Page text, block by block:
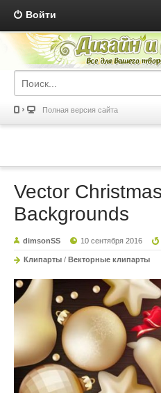
Войти
Полная версия сайта
Vector
Backgrounds
dimsonSS 10 сентября 2016
Клипарты / Векторные клипарты